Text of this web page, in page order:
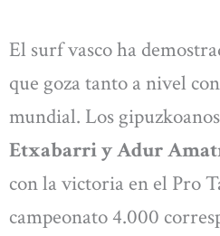
El surf vasco ha
que goza tanto a nivel
mundial. Los gipuzkoanos
Etxabarri y Adur
con la victoria en el Pro
campeonato 4.000